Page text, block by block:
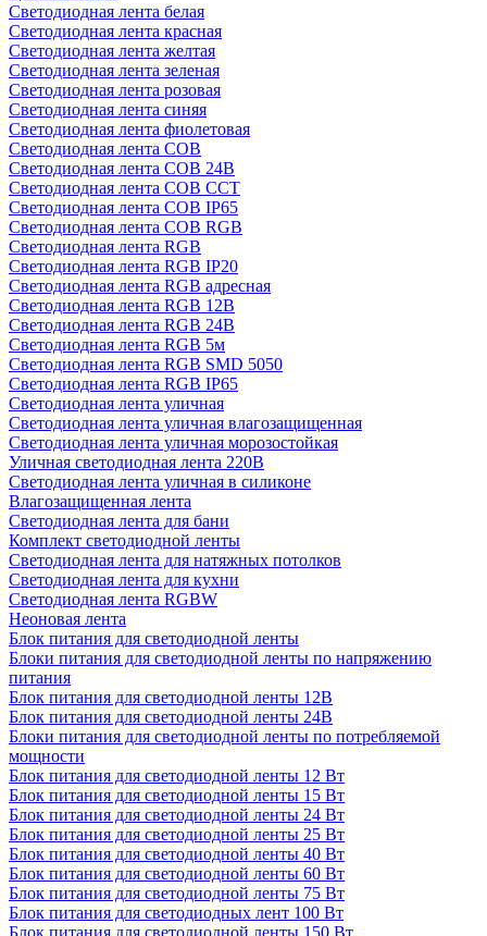
Светодиодная лента белая
Светодиодная лента красная
Светодиодная лента желтая
Светодиодная лента зеленая
Светодиодная лента розовая
Светодиодная лента синяя
Светодиодная лента фиолетовая
Светодиодная лента COB
Светодиодная лента COB 24В
Светодиодная лента COB CCT
Светодиодная лента COB IP65
Светодиодная лента COB RGB
Светодиодная лента RGB
Светодиодная лента RGB IP20
Светодиодная лента RGB адресная
Светодиодная лента RGB 12В
Светодиодная лента RGB 24В
Светодиодная лента RGB 5м
Светодиодная лента RGB SMD 5050
Светодиодная лента RGB IP65
Светодиодная лента уличная
Светодиодная лента уличная влагозащищенная
Светодиодная лента уличная морозостойкая
Уличная светодиодная лента 220В
Светодиодная лента уличная в силиконе
Влагозащищенная лента
Светодиодная лента для бани
Комплект светодиодной ленты
Светодиодная лента для натяжных потолков
Светодиодная лента для кухни
Светодиодная лента RGBW
Неоновая лента
Блок питания для светодиодной ленты
Блоки питания для светодиодной ленты по напряжению
питания
Блок питания для светодиодной ленты 12В
Блок питания для светодиодной ленты 24В
Блоки питания для светодиодной ленты по потребляемой
мощности
Блок питания для светодиодной ленты 12 Вт
Блок питания для светодиодной ленты 15 Вт
Блок питания для светодиодной ленты 24 Вт
Блок питания для светодиодной ленты 25 Вт
Блок питания для светодиодной ленты 40 Вт
Блок питания для светодиодной ленты 60 Вт
Блок питания для светодиодной ленты 75 Вт
Блок питания для светодиодных лент 100 Вт
Блок питания для светодиодной ленты 150 Вт